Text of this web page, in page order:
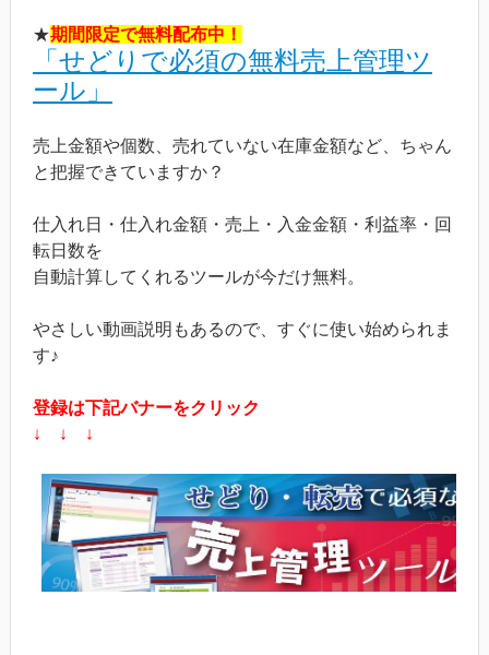
★期間限定で無料配布中！
「せどりで必須の無料売上管理ツ
ール」
売上金額や個数、売れていない在庫金額など、ちゃん
と把握できていますか？
仕入れ日・仕入れ金額・売上・入金金額・利益率・回
転日数を
自動計算してくれるツールが今だけ無料。
やさしい動画説明もあるので、すぐに使い始められま
す♪
登録は下記バナーをクリック
↓ ↓ ↓